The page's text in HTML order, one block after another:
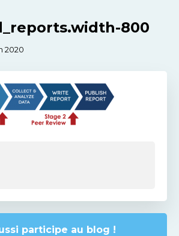
800
2020
participe au blog !